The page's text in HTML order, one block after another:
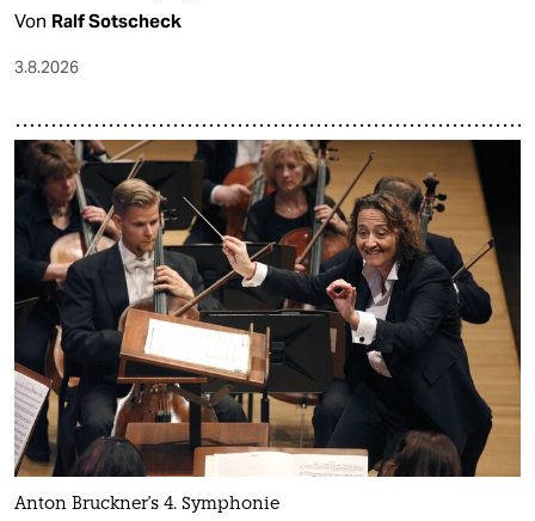
Von Ralf Sotscheck
3.8.2026
Anton Bruckner's 4. Symphonie